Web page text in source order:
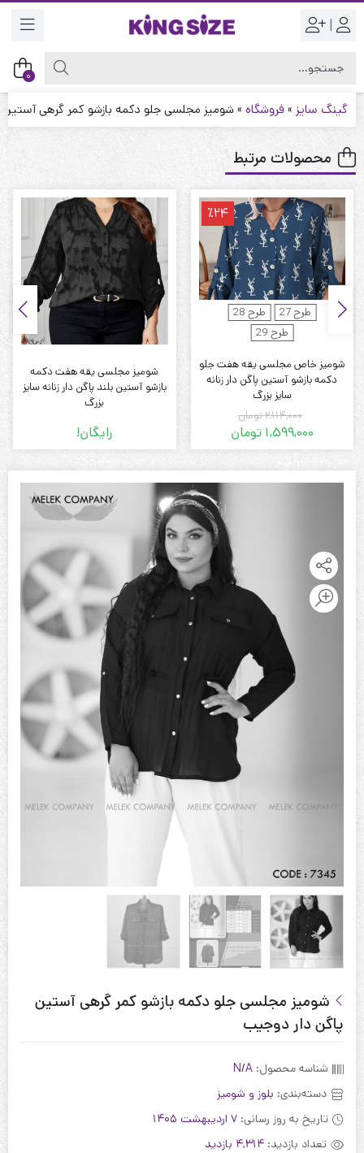
|
0
گینگ سایز »فروشگاه »شومیز مجلسی جلو دکمه بازشو کمر گرهی
محصولات مرتبط
طرح 27
طرح 28
طرح 29
٪24
شومیز خاص مجلسی یقه هفت جلو
دکمه بازشو آستین پاگن دار زنانه
سایز بزرگ
2,114,000تومان
قیمت
اصلی:
2,114,000 تومان
1,599,000 تومان
قیمت
فعلی:
1,599,000 تومان.
شومیز مجلسی یقه هفت دکمه
بازشو آستین بلند پاگن دار زنانه سایز
بزرگ
رایگان!
شومیز مجلسی جلو دکمه بازشو کمر گرهی آستین
پاگن دار دوجیب
شناسه محصول: N/A
دسته‌بندی: بلوز و شومیز
تاریخ به روز رسانی: 7 اردیبهشت 1405
تعداد بازدید: 4,314 بازدید